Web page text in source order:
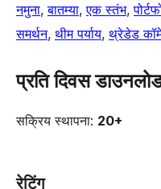
नमुना, बातम्या, एक स्तंभ,
समर्थन, थीम पर्याय, थ्रेडेड
प्रति दिवस
सक्रिय स्थापना: 20+
रेटिंग